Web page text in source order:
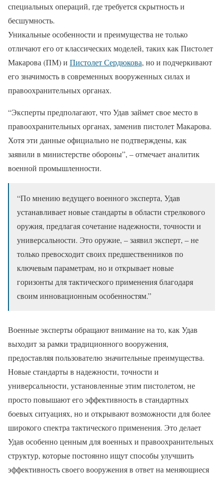
специальных операций, где требуется скрытность и
бесшумность.
Уникальные особенности и преимущества не только
отличают его от классических моделей, таких как Пистолет
Макарова (ПМ) и Пистолет Сердюкова, но и подчеркивают
его значимость в современных вооруженных силах и
правоохранительных органах.
“Эксперты предполагают, что Удав займет свое место в
правоохранительных органах, заменив пистолет Макарова.
Хотя эти данные официально не подтверждены, как
заявили в министерстве обороны”, – отмечает аналитик
военной промышленности.
“По мнению ведущего военного эксперта, Удав
устанавливает новые стандарты в области стрелкового
оружия, предлагая сочетание надежности, точности и
универсальности. Это оружие, – заявил эксперт, – не
только превосходит своих предшественников по
ключевым параметрам, но и открывает новые
горизонты для тактического применения благодаря
своим инновационным особенностям.”
Военные эксперты обращают внимание на то, как Удав
выходит за рамки традиционного вооружения,
предоставляя пользователю значительные преимущества.
Новые стандарты в надежности, точности и
универсальности, установленные этим пистолетом, не
просто повышают его эффективность в стандартных
боевых ситуациях, но и открывают возможности для более
широкого спектра тактического применения. Это делает
Удав особенно ценным для военных и правоохранительных
структур, которые постоянно ищут способы улучшить
эффективность своего вооружения в ответ на меняющиеся